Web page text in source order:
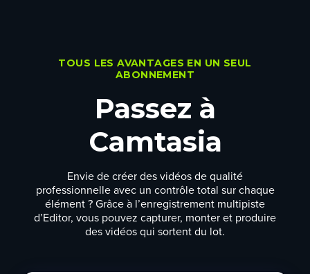
TOUS LES AVANTAGES EN UN SEUL
ABONNEMENT
Passez à
Camtasia
Envie de créer des vidéos de qualité
professionnelle avec un contrôle total sur chaque
élément ? Grâce à l’enregistrement multipiste
d’Editor, vous pouvez capturer, monter et produire
des vidéos qui sortent du lot.